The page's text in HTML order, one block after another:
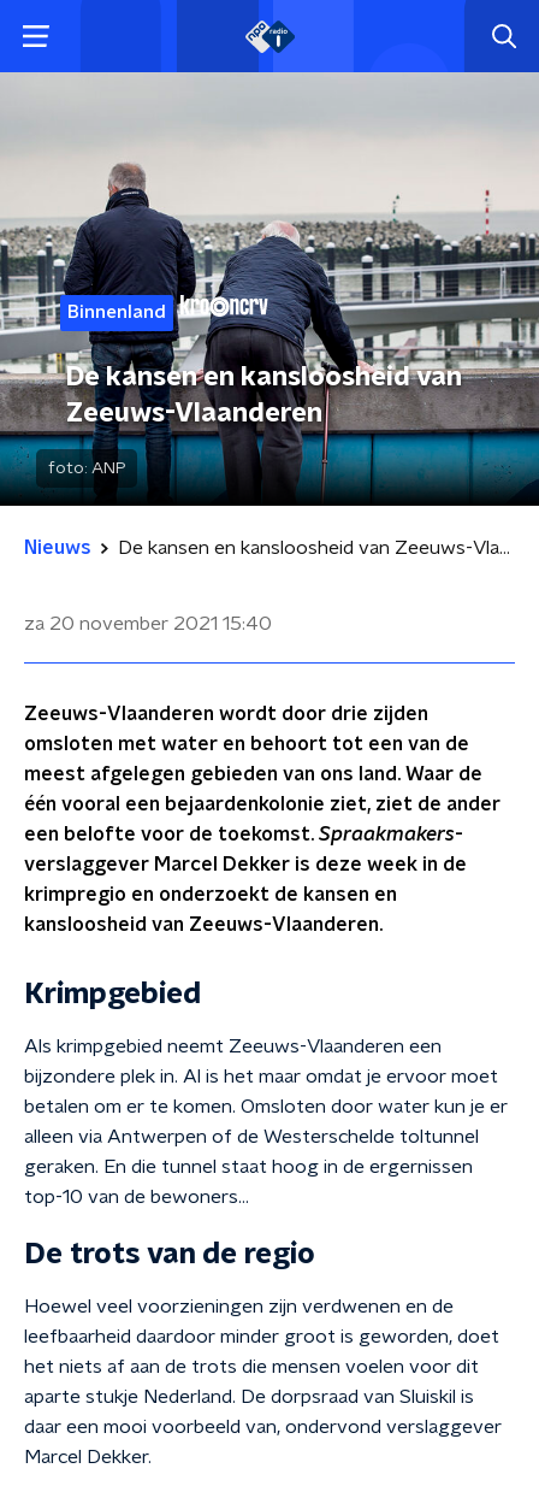
Binnenland
De kansen en kansloosheid van
Zeeuws-Vlaanderen
foto: ANP
Nieuws De kansen en kansloosheid van Zeeuws-Vlaanderen
za 20 november 2021 15:40
Zeeuws-Vlaanderen wordt door drie zijden
omsloten met water en behoort tot een van de
meest afgelegen gebieden van ons land. Waar de
één vooral een bejaardenkolonie ziet, ziet de ander
een belofte voor de toekomst. Spraakmakers-
verslaggever Marcel Dekker is deze week in de
krimpregio en onderzoekt de kansen en
kansloosheid van Zeeuws-Vlaanderen.
Krimpgebied
Als krimpgebied neemt Zeeuws-Vlaanderen een
bijzondere plek in. Al is het maar omdat je ervoor moet
betalen om er te komen. Omsloten door water kun je er
alleen via Antwerpen of de Westerschelde toltunnel
geraken. En die tunnel staat hoog in de ergernissen
top-10 van de bewoners...
De trots van de regio
Hoewel veel voorzieningen zijn verdwenen en de
leefbaarheid daardoor minder groot is geworden, doet
het niets af aan de trots die mensen voelen voor dit
aparte stukje Nederland. De dorpsraad van Sluiskil is
daar een mooi voorbeeld van, ondervond verslaggever
Marcel Dekker.